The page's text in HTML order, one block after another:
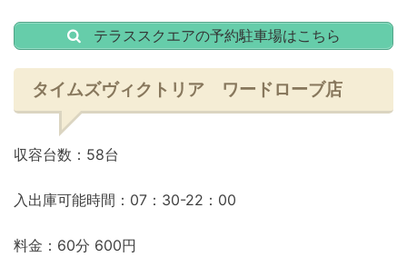
テラススクエアの予約駐車場はこちら
タイムズヴィクトリア ワードローブ店
収容台数：58台
入出庫可能時間：07：30-22：00
料金：60分 600円